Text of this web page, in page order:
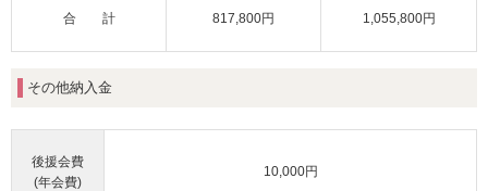
合 計 817,800円 1,055,800円
その他納入金
後援会費
(年会費)
10,000円